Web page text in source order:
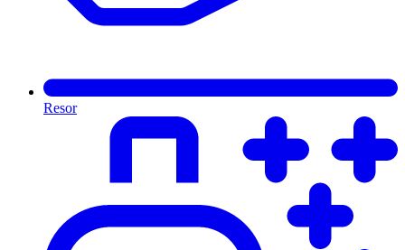
Resor